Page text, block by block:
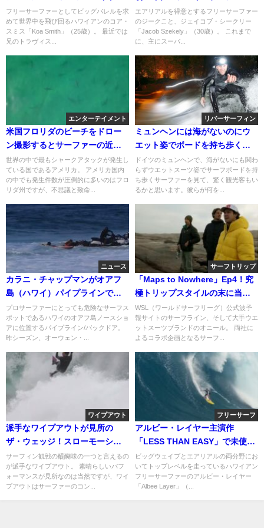
プ5バレル動画
フリーサーファーとしてビッグバレルを求
めて世界中を飛び回るハワイアンのコア・
スミス「Koa Smith」（25歳）。 最近では
兄のトラヴィス...
リーのウェイブプール動画
エアリアルを得意とするフリーサーファー
のジークこと、ジェイコブ・シークリー
「Jacob Szekely」（30歳）。 これまで
に、主にスーパ...
エンターテイメント
米国フロリダのビーチをドロー
ン撮影するとサーファーの近く
にサメが！
世界の中で最もシャークアタックが発生し
ている国であるアメリカ。 アメリカ国内
の中でも発生件数が圧倒的に多いのはフロ
リダ州ですが、不思議と致命...
リバーサーフィン
ミュンヘンには海がないのにウ
エット姿でボードを持ち歩くサ
ーファー
ドイツのミュンヘンで、海がないにも関わ
らずウエットスーツ姿でサーフボードを持
ち歩くサーファーを見て、驚く観光客もい
るかと思います。彼らが何を...
ニュース
カラニ・チャップマンがオアフ
島（ハワイ）パイプラインで溺
死寸前の大事故
プロサーファーにとっても危険なサーフス
ポットであるハワイのオアフ島ノースショ
アに位置するパイプライン/バックドア。
昨シーズン、オーウェン・...
サーフトリップ
「Maps to Nowhere」Ep4！究
極トリップスタイルの末に当て
たデザートバレル
WSL（ワールドサーフリーグ）公式波予
報サイトのサーフライン、そして大手ウエ
ットスーツブランドのオニール。 両社に
よるコラボ企画となるサーフ...
ワイプアウト
派手なワイプアウトが見所の
ザ・ウェッジ！スローモーショ
ンでの解説動画
サーフィン観戦の醍醐味の一つと言えるの
が派手なワイプアウト。 素晴らしいパフ
ォーマンスが見所なのは当然ですが、ワイ
プアウトはサーファーのコン...
フリーサーフ
アルビー・レイヤー主演作
「LESS THAN EASY」で未使用
となったBグレード動画
ビッグウェイブとエアリアルの両分野にお
いてトップレベルを走っているハワイアン
フリーサーファーのアルビー・レイヤー
「Albee Layer」（...